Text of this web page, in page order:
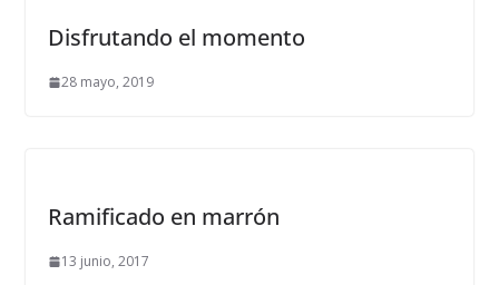
Disfrutando el momento
28 mayo, 2019
Ramificado en marrón
13 junio, 2017